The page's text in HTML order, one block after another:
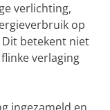
verlichting,
op
betekent niet
verlaging